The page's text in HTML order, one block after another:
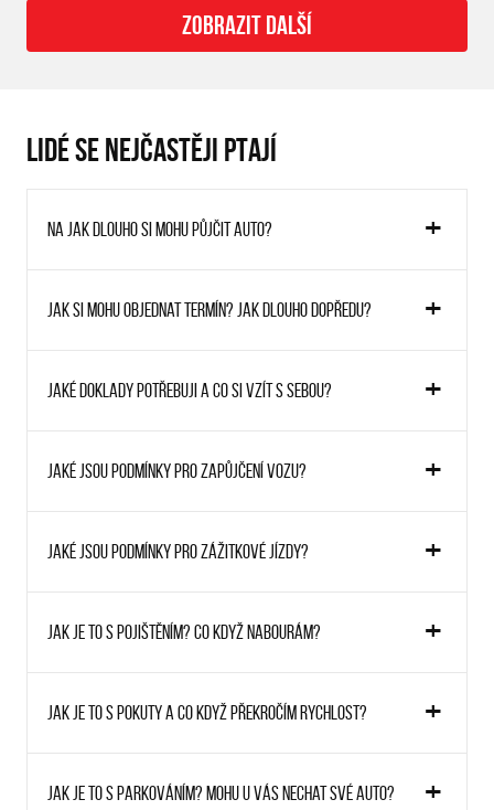
ZOBRAZIT DALŠÍ
LIDÉ SE NEJČASTĚJI PTAJÍ
Na jak dlouho si mohu půjčit auto?
Jak si mohu objednat termín? Jak dlouho dopředu?
Jaké doklady potřebuji a co si vzít s sebou?
Jaké jsou podmínky pro zapůjčení vozu?
Jaké jsou podmínky pro zážitkové jízdy?
Jak je to s pojištěním? Co když nabourám?
Jak je to s pokuty a co když překročím rychlost?
Jak je to s parkováním? Mohu u vás nechat své auto?